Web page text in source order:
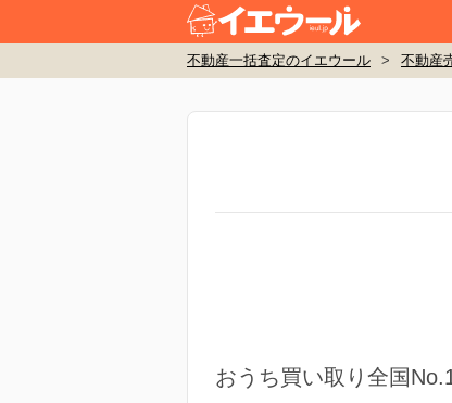
不動産一括査定のイエウール > 不動産
おうち買い取り全国